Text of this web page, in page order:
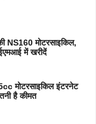
NS160 मोटरसाइकिल,
में खरीदें
मोटरसाइकिल इंटरनेट
है कीमत